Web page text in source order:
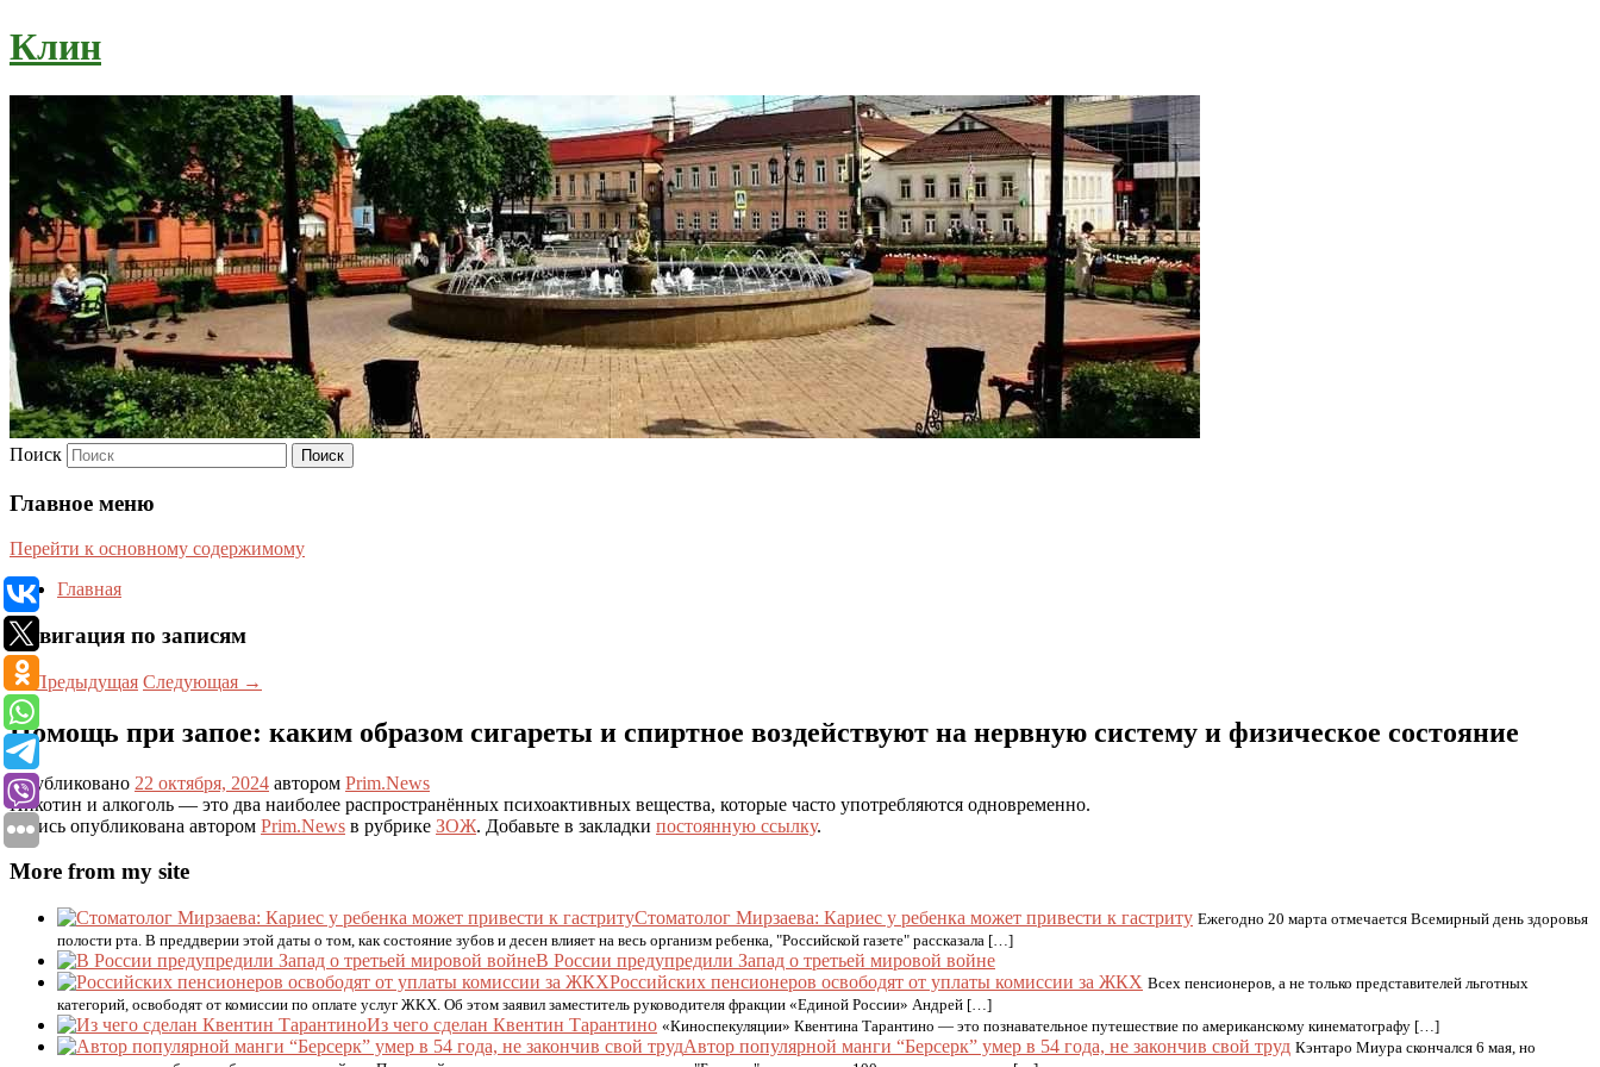
Клин
Поиск
Главное меню
Перейти к основному содержимому
Главная
Навигация по записям
←Предыдущая Следующая →
Помощь при запое: каким образом сигареты и спиртное воздействуют на нервную систему и физическое состояние
Опубликовано 22 октября, 2024 автором Prim.News
Никотин и алкоголь — это два наиболее распространённых психоактивных вещества, которые часто употребляются одновременно.
Запись опубликована автором Prim.News в рубрике ЗОЖ. Добавьте в закладки постоянную ссылку.
More from my site
Стоматолог Мирзаева: Кариес у ребенка может привести к гастриту Ежегодно 20 марта отмечается Всемирный день здоровья
полости рта. В преддверии этой даты о том, как состояние зубов и десен влияет на весь организм ребенка, "Российской газете" рассказала […]
В России предупредили Запад о третьей мировой войне
Российских пенсионеров освободят от уплаты комиссии за ЖКХ Всех пенсионеров, а не только представителей льготных
категорий, освободят от комиссии по оплате услуг ЖКХ. Об этом заявил заместитель руководителя фракции «Единой России» Андрей […]
Из чего сделан Квентин Тарантино «Киноспекуляции» Квентина Тарантино — это познавательное путешествие по американскому кинематографу […]
Автор популярной манги “Берсерк” умер в 54 года, не закончив свой труд Кэнтаро Миура скончался 6 мая, но